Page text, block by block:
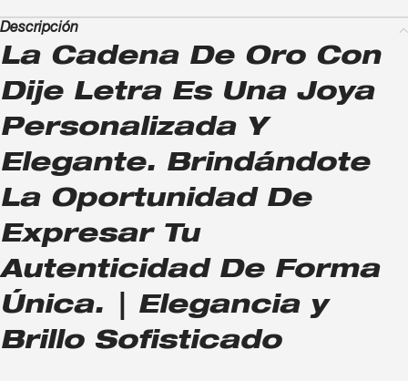
Descripción
La Cadena De Oro Con
Dije Letra Es Una Joya
Personalizada Y
Elegante. Brindándote
La Oportunidad De
Expresar Tu
Autenticidad De Forma
Única. | Elegancia y
Brillo Sofisticado